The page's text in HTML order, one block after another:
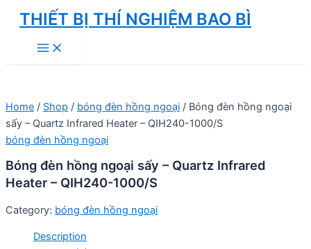
Skip
content
THIẾT BỊ THÍ NGHIỆM BAO BÌ
Main
Menu
Home / Shop / bóng đèn hồng ngoại / Bóng đèn hồng ngoại
sấy – Quartz Infrared Heater – QIH240-1000/S
bóng đèn hồng ngoại
Bóng đèn hồng ngoại sấy – Quartz Infrared
Heater – QIH240-1000/S
Category: bóng đèn hồng ngoại
Description